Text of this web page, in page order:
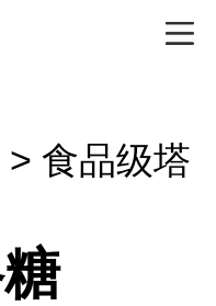
> 食品级塔